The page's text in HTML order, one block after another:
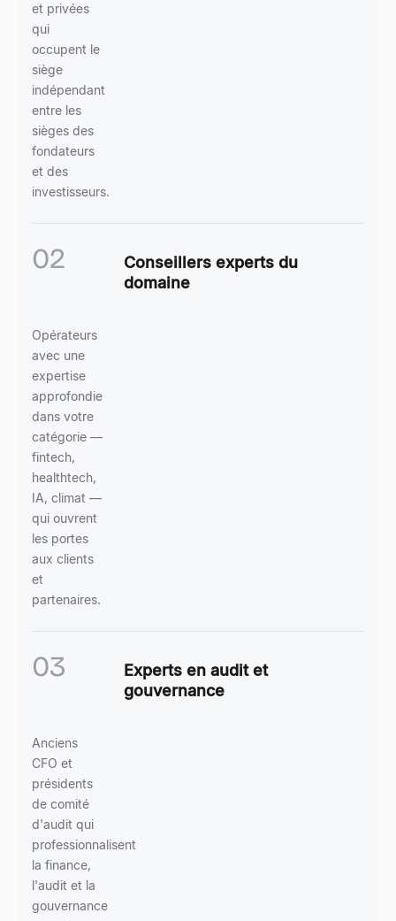
et privées
qui
occupent le
siège
indépendant
entre les
sièges des
fondateurs
et des
investisseurs.
02
Conseillers experts du
domaine
Opérateurs
avec une
expertise
approfondie
dans votre
catégorie —
fintech,
healthtech,
IA, climat —
qui ouvrent
les portes
aux clients
et
partenaires.
03
Experts en audit et
gouvernance
Anciens
CFO et
présidents
de comité
d'audit qui
professionnalisent
la finance,
l'audit et la
gouvernance